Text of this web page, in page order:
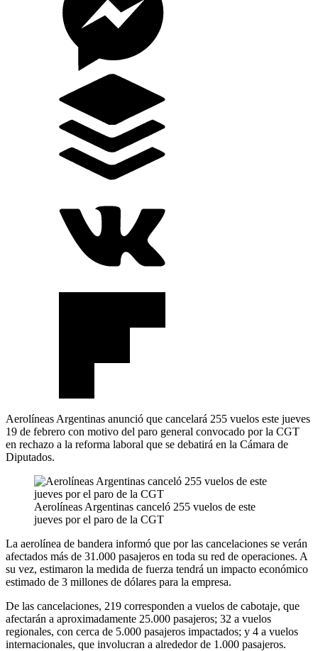
Aerolíneas Argentinas anunció que cancelará 255 vuelos este jueves
19 de febrero con motivo del paro general convocado por la CGT
en rechazo a la reforma laboral que se debatirá en la Cámara de
Diputados.
Aerolíneas Argentinas canceló 255 vuelos de este
jueves por el paro de la CGT
La aerolínea de bandera informó que por las cancelaciones se verán
afectados más de 31.000 pasajeros en toda su red de operaciones. A
su vez, estimaron la medida de fuerza tendrá un impacto económico
estimado de 3 millones de dólares para la empresa.
De las cancelaciones, 219 corresponden a vuelos de cabotaje, que
afectarán a aproximadamente 25.000 pasajeros; 32 a vuelos
regionales, con cerca de 5.000 pasajeros impactados; y 4 a vuelos
internacionales, que involucran a alrededor de 1.000 pasajeros.